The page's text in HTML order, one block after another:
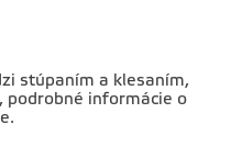
stúpaním a klesaním,
podrobné informácie o